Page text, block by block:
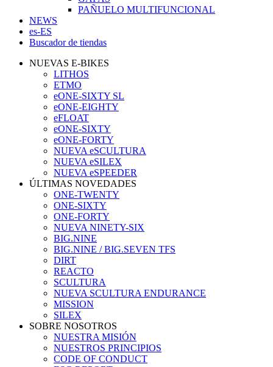
PAÑUELO MULTIFUNCIONAL
NEWS
es-ES
Buscador de tiendas
NUEVAS E-BIKES
LITHOS
ETMO
eONE-SIXTY SL
eONE-EIGHTY
eFLOAT
eONE-SIXTY
eONE-FORTY
NUEVA eSCULTURA
NUEVA eSILEX
NUEVA eSPEEDER
ÚLTIMAS NOVEDADES
ONE-TWENTY
ONE-SIXTY
ONE-FORTY
NUEVA NINETY-SIX
BIG.NINE
BIG.NINE / BIG.SEVEN TFS
DIRT
REACTO
SCULTURA
NUEVA SCULTURA ENDURANCE
MISSION
SILEX
SOBRE NOSOTROS
NUESTRA MISIÓN
NUESTROS PRINCIPIOS
CODE OF CONDUCT